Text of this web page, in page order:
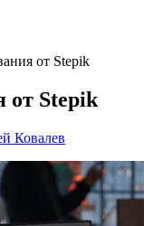
от Stepik
от Stepik
Ковалев